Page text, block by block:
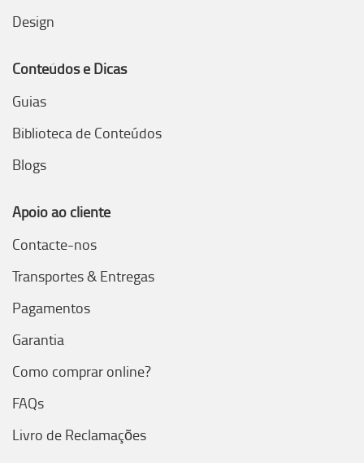
Design
Conteúdos e Dicas
Guias
Biblioteca de Conteúdos
Blogs
Apoio ao cliente
Contacte-nos
Transportes & Entregas
Pagamentos
Garantia
Como comprar online?
FAQs
Livro de Reclamações